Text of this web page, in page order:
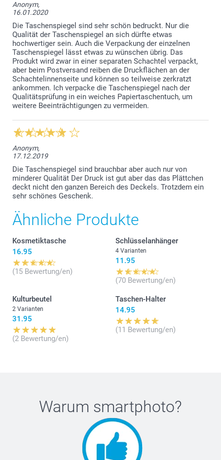
Anonym,
16.01.2020
Die Taschenspiegel sind sehr schön bedruckt. Nur die
Qualität der Taschenspiegel an sich dürfte etwas
hochwertiger sein. Auch die Verpackung der einzelnen
Taschenspiegel lässt etwas zu wünschen übrig. Das
Produkt wird zwar in einer separaten Schachtel verpackt,
aber beim Postversand reiben die Druckflächen an der
Schachtelinnenseite und können so teilweise zerkratzt
ankommen. Ich verpacke die Taschenspiegel nach der
Qualitätsprüfung in ein weiches Papiertaschentuch, um
weitere Beeinträchtigungen zu vermeiden.
Anonym,
17.12.2019
Die Taschenspiegel sind brauchbar aber auch nur von
minderer Qualität Der Druck ist gut aber das das Plättchen
deckt nicht den ganzen Bereich des Deckels. Trotzdem ein
sehr schönes Geschenk.
Ähnliche Produkte
Kosmetiktasche
16.95
(15 Bewertung/en)
Schlüsselanhänger
4 Varianten
11.95
(70 Bewertung/en)
Kulturbeutel
2 Varianten
31.95
(2 Bewertung/en)
Taschen-Halter
14.95
(11 Bewertung/en)
Warum smartphoto?